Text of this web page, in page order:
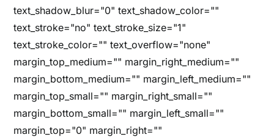
text_shadow_blur="0" text_shadow_color=""
text_stroke="no" text_stroke_size="1"
text_stroke_color="" text_overflow="none"
margin_top_medium="" margin_right_medium=""
margin_bottom_medium="" margin_left_medium=""
margin_top_small="" margin_right_small=""
margin_bottom_small="" margin_left_small=""
margin_top="0" margin_right=""